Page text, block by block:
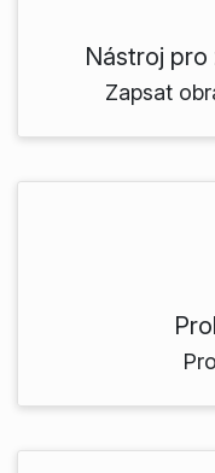
Nástroj pro
Zapsat